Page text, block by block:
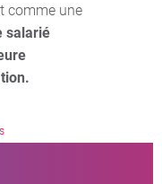
comme une
salarié